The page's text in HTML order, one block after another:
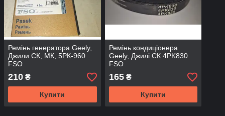
Ремінь генератора Geely,
Джили СК, МК, 5РК-960
FSO
210 ₴
Купити
Ремінь кондиціонера
Geely, Джилі СК 4PK830
FSO
165₴
Купити